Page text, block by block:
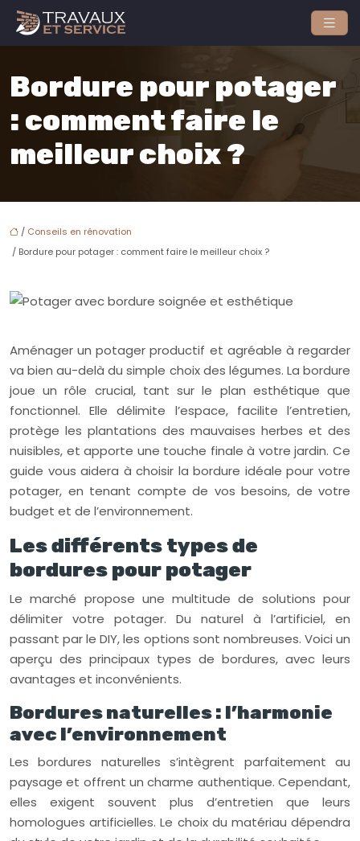
Bordure pour potager
: comment faire le
meilleur choix ?
/ Conseils en rénovation
/ Bordure pour potager : comment faire le meilleur choix ?
Aménager un potager productif et agréable à regarder
va bien au-delà du simple choix des légumes. La bordure
joue un rôle crucial, tant sur le plan esthétique que
fonctionnel. Elle délimite l’espace, facilite l’entretien,
protège les plantations des mauvaises herbes et des
nuisibles, et apporte une touche finale à votre jardin. Ce
guide vous aidera à choisir la bordure idéale pour votre
potager, en tenant compte de vos besoins, de votre
budget et de l’environnement.
Les différents types de
bordures pour potager
Le marché propose une multitude de solutions pour
délimiter votre potager. Du naturel à l’artificiel, en
passant par le DIY, les options sont nombreuses. Voici un
aperçu des principaux types de bordures, avec leurs
avantages et inconvénients.
Bordures naturelles : l’harmonie
avec l’environnement
Les bordures naturelles s’intègrent parfaitement au
paysage et offrent un charme authentique. Cependant,
elles exigent souvent plus d’entretien que leurs
homologues artificielles. Le choix du matériau dépendra